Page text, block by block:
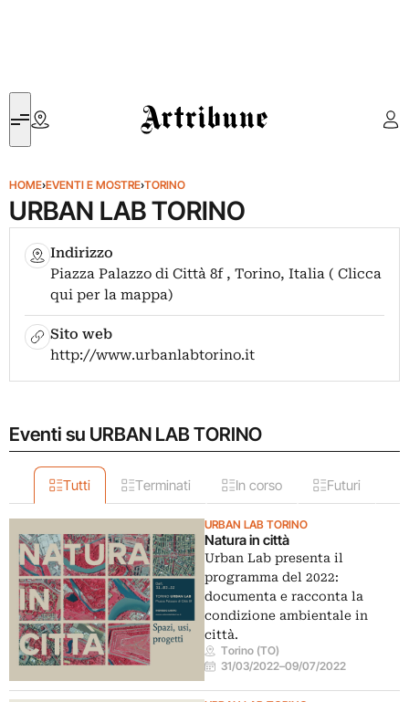
Artribune
HOME›EVENTI E MOSTRE›TORINO
URBAN LAB TORINO
Indirizzo
Piazza Palazzo di Città 8f , Torino, Italia ( Clicca
qui per la mappa)
Sito web
http://www.urbanlabtorino.it
Eventi su URBAN LAB TORINO
Tutti Terminati In corso Futuri
URBAN LAB TORINO
Natura in città
Urban Lab presenta il
programma del 2022:
documenta e racconta la
condizione ambientale in
città.
Torino (TO)
31/03/2022–09/07/2022